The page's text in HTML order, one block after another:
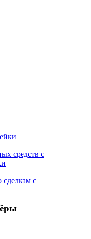
средств с
с